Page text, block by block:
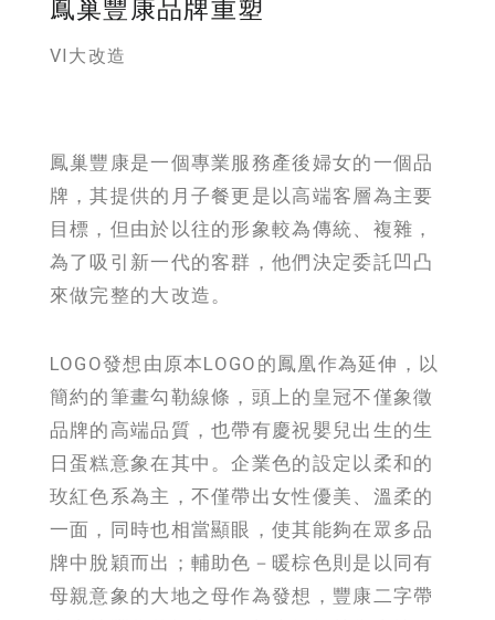
鳳巢豐康品牌重塑
VI大改造
鳳巢豐康是一個專業服務產後婦女的一個品
牌，其提供的月子餐更是以高端客層為主要
目標，但由於以往的形象較為傳統、複雜，
為了吸引新一代的客群，他們決定委託凹凸
來做完整的大改造。
LOGO發想由原本LOGO的鳳凰作為延伸，以
簡約的筆畫勾勒線條，頭上的皇冠不僅象徵
品牌的高端品質，也帶有慶祝嬰兒出生的生
日蛋糕意象在其中。企業色的設定以柔和的
玫紅色系為主，不僅帶出女性優美、溫柔的
一面，同時也相當顯眼，使其能夠在眾多品
牌中脫穎而出；輔助色－暖棕色則是以同有
母親意象的大地之母作為發想，豐康二字帶